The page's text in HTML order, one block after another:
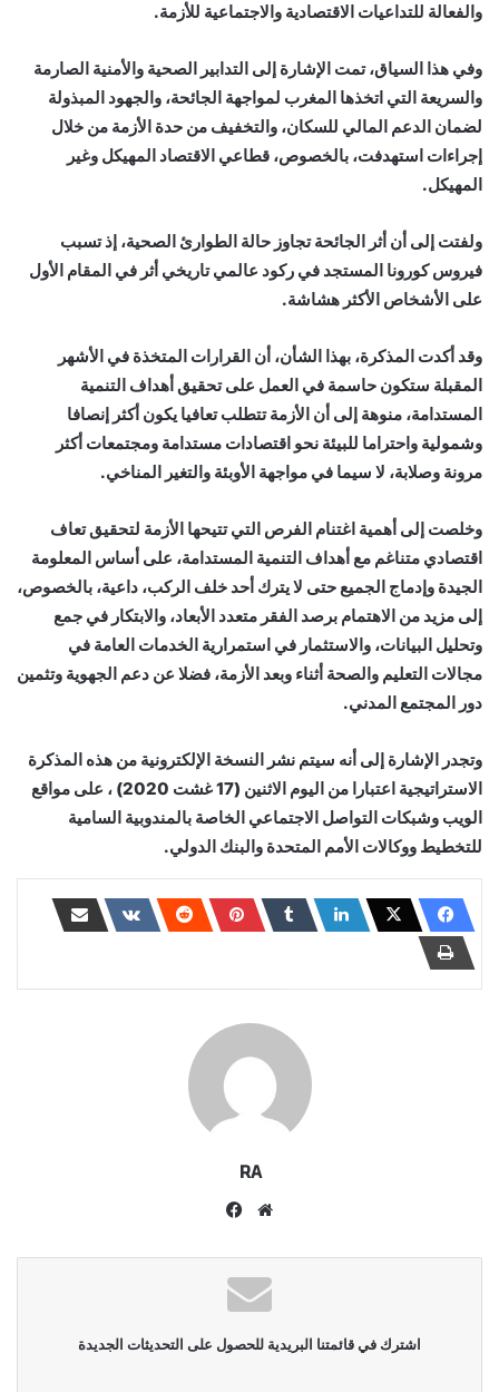
والفعالة للتداعيات الاقتصادية والاجتماعية للأزمة.
وفي هذا السياق، تمت الإشارة إلى التدابير الصحية والأمنية الصارمة
والسريعة التي اتخذها المغرب لمواجهة الجائحة، والجهود المبذولة
لضمان الدعم المالي للسكان، والتخفيف من حدة الأزمة من خلال
إجراءات استهدفت، بالخصوص، قطاعي الاقتصاد المهيكل وغير
المهيكل.
ولفتت إلى أن أثر الجائحة تجاوز حالة الطوارئ الصحية، إذ تسبب
فيروس كورونا المستجد في ركود عالمي تاريخي أثر في المقام الأول
على الأشخاص الأكثر هشاشة.
وقد أكدت المذكرة، بهذا الشأن، أن القرارات المتخذة في الأشهر
المقبلة ستكون حاسمة في العمل على تحقيق أهداف التنمية
المستدامة، منوهة إلى أن الأزمة تتطلب تعافيا يكون أكثر إنصافا
وشمولية واحتراما للبيئة نحو اقتصادات مستدامة ومجتمعات أكثر
مرونة وصلابة، لا سيما في مواجهة الأوبئة والتغير المناخي.
وخلصت إلى أهمية اغتنام الفرص التي تتيحها الأزمة لتحقيق تعاف
اقتصادي متناغم مع أهداف التنمية المستدامة، على أساس المعلومة
الجيدة وإدماج الجميع حتى لا يترك أحد خلف الركب، داعية، بالخصوص،
إلى مزيد من الاهتمام برصد الفقر متعدد الأبعاد، والابتكار في جمع
وتحليل البيانات، والاستثمار في استمرارية الخدمات العامة في
مجالات التعليم والصحة أثناء وبعد الأزمة، فضلا عن دعم الجهوية وتثمين
دور المجتمع المدني.
وتجدر الإشارة إلى أنه سيتم نشر النسخة الإلكترونية من هذه المذكرة
الاستراتيجية اعتبارا من اليوم الاثنين (17 غشت 2020) ، على مواقع
الويب وشبكات التواصل الاجتماعي الخاصة بالمندوبية السامية
للتخطيط ووكالات الأمم المتحدة والبنك الدولي.
RA
موقع
اشترك في قائمتنا البريدية للحصول على التحديثات الجديدة